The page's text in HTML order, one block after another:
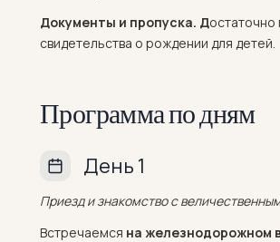
Документы и пропуска. Достаточно
свидетельства о рождении для детей.
Программа по дням
День 1
Приезд и знакомство с
Встречаемся на железнодорожном